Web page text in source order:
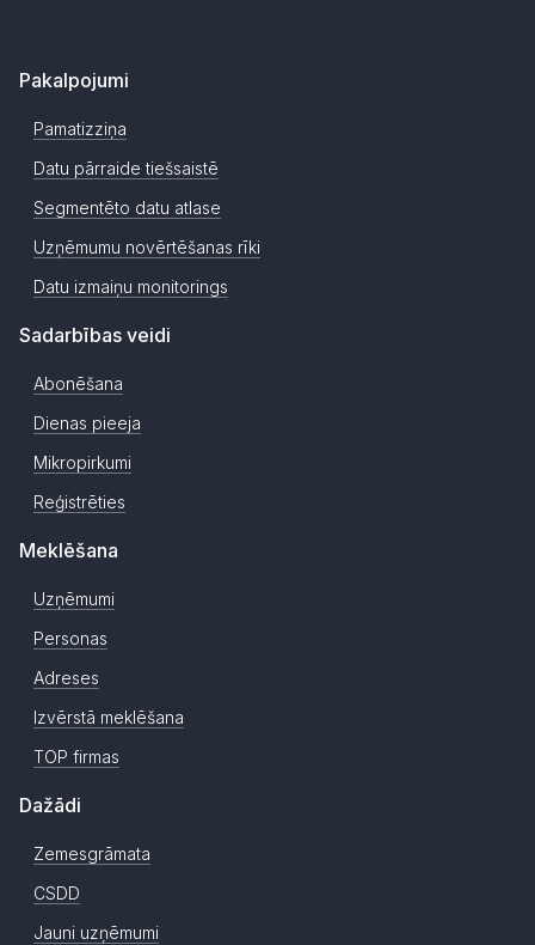
Pakalpojumi
Pamatizziņa
Datu pārraide tiešsaistē
Segmentēto datu atlase
Uzņēmumu novērtēšanas rīki
Datu izmaiņu monitorings
Sadarbības veidi
Abonēšana
Dienas pieeja
Mikropirkumi
Reģistrēties
Meklēšana
Uzņēmumi
Personas
Adreses
Izvērstā meklēšana
TOP firmas
Dažādi
Zemesgrāmata
CSDD
Jauni uzņēmumi